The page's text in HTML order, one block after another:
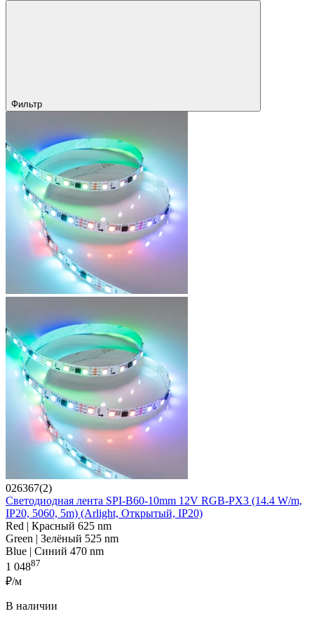
Фильтр
026367(2)
Светодиодная лента SPI-B60-10mm 12V RGB-PX3 (14.4 W/m,
IP20, 5060, 5m) (Arlight, Открытый, IP20)
Red | Красный 625 nm
Green | Зелёный 525 nm
Blue | Синий 470 nm
1 04887
₽/м
В наличии